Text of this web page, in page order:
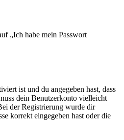
„Ich habe mein Passwort
ist und du angegeben hast, dass
dein Benutzerkonto vielleicht
der Registrierung wurde dir
korrekt eingegeben hast oder die